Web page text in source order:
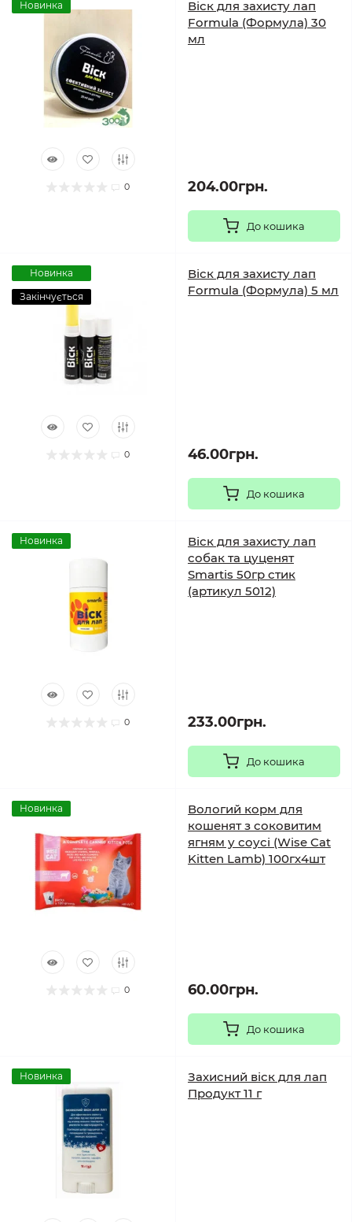
Новинка
0
Віск для захисту лап
Formula (Формула) 30
мл
204.00грн.
До кошика
Новинка
Закінчується
0
Віск для захисту лап
Formula (Формула) 5 мл
46.00грн.
До кошика
Новинка
0
Віск для захисту лап
собак та цуценят
Smartis 50гр стик
(артикул 5012)
233.00грн.
До кошика
Новинка
0
Вологий корм для
кошенят з соковитим
ягням у соусі (Wise Cat
Kitten Lamb) 100гх4шт
60.00грн.
До кошика
Новинка
Захисний віск для лап
Продукт 11 г